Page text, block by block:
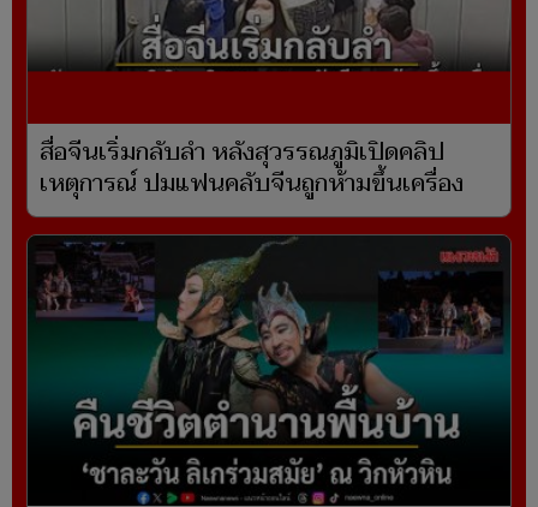
สื่อจีนเริ่มกลับลำ หลังสุวรรณภูมิเปิดคลิป
เหตุการณ์ ปมแฟนคลับจีนถูกห้ามขึ้นเครื่อง